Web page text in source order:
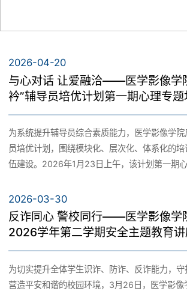
2026-04-20
与心对话 让爱融洽——医学影像学
衿”辅导员培优计划第一期心理专题
为系统提升辅导员综合素质能力，医学影像学院
员培优计划，围绕模块化、层次化、体系化的
伍建设。2026年1月23日上午，该计划第一期
师担任主讲，学院党委副书记李华及全体辅导员
2026-03-30
反诈同心 警校同行——医学影像学
2026学年第二学期安全主题教育
为切实提升全体学生识诈、防诈、反诈能力，守
营造平安和谐的校园环境，3月26日，医学影像